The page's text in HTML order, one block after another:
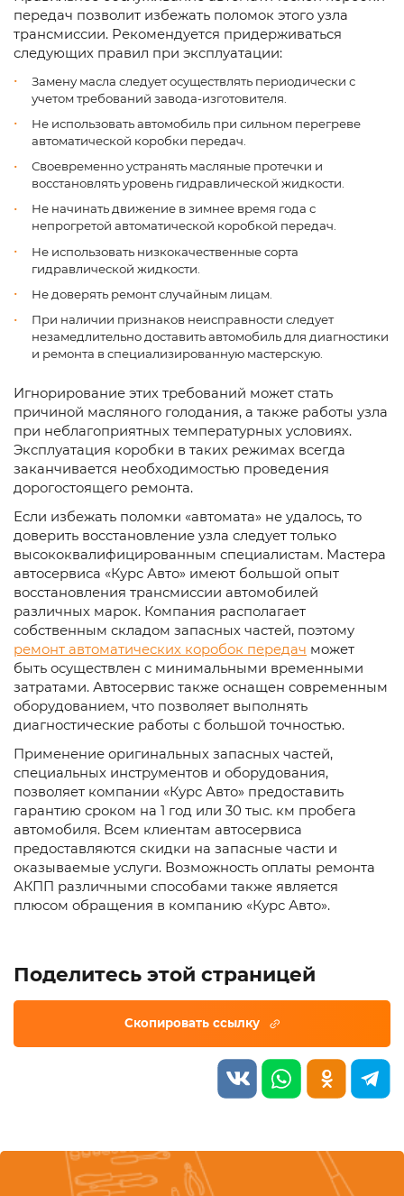
передач позволит избежать поломок этого узла
трансмиссии. Рекомендуется придерживаться
следующих правил при эксплуатации:
Замену масла следует осуществлять периодически с
учетом требований завода-изготовителя.
Не использовать автомобиль при сильном перегреве
автоматической коробки передач.
Своевременно устранять масляные протечки и
восстановлять уровень гидравлической жидкости.
Не начинать движение в зимнее время года с
непрогретой автоматической коробкой передач.
Не использовать низкокачественные сорта
гидравлической жидкости.
Не доверять ремонт случайным лицам.
При наличии признаков неисправности следует
незамедлительно доставить автомобиль для диагностики
и ремонта в специализированную мастерскую.
Игнорирование этих требований может стать
причиной масляного голодания, а также работы узла
при неблагоприятных температурных условиях.
Эксплуатация коробки в таких режимах всегда
заканчивается необходимостью проведения
дорогостоящего ремонта.
Если избежать поломки «автомата» не удалось, то
доверить восстановление узла следует только
высококвалифицированным специалистам. Мастера
автосервиса «Курс Авто» имеют большой опыт
восстановления трансмиссии автомобилей
различных марок. Компания располагает
собственным складом запасных частей, поэтому
ремонт автоматических коробок передач может
быть осуществлен с минимальными временными
затратами. Автосервис также оснащен современным
оборудованием, что позволяет выполнять
диагностические работы с большой точностью.
Применение оригинальных запасных частей,
специальных инструментов и оборудования,
позволяет компании «Курс Авто» предоставить
гарантию сроком на 1 год или 30 тыс. км пробега
автомобиля. Всем клиентам автосервиса
предоставляются скидки на запасные части и
оказываемые услуги. Возможность оплаты ремонта
АКПП различными способами также является
плюсом обращения в компанию «Курс Авто».
Поделитесь этой страницей